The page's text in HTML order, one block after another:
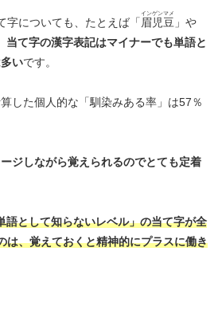
についても、たとえば「 眉児豆
インゲンマメ
」や
当て字の漢字表記はマイナーでも単語と
いです。
した個人的な「馴染みある率」は57％
ジしながら覚えられるのでとても定着
語として知らないレベル」の当て字が全
は、覚えておくと精神的にプラスに働き